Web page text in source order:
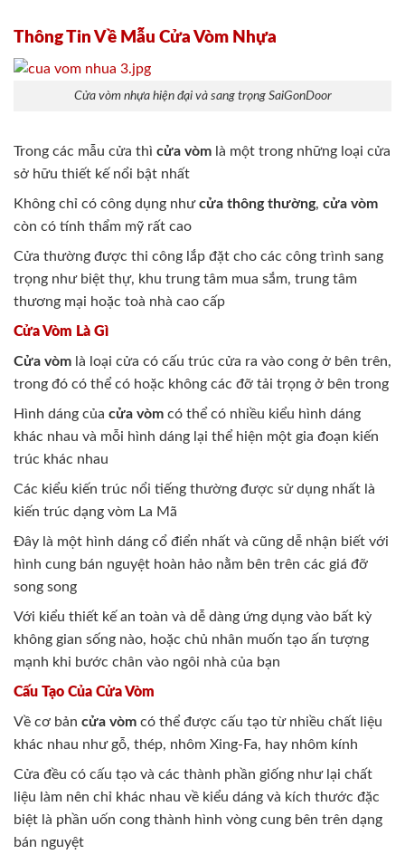
Thông Tin Về Mẫu Cửa Vòm Nhựa
Cửa vòm nhựa hiện đại và sang trọng SaiGonDoor
Trong các mẫu cửa thì cửa vòm là một trong những loại cửa
sở hữu thiết kế nổi bật nhất
Không chỉ có công dụng nhưcửa thông thường, cửa vòm
còn có tính thẩm mỹ rất cao
Cửa thường được thi công lắp đặt cho các công trình sang
trọng như biệt thự, khu trung tâm mua sắm, trung tâm
thương mại hoặc toà nhà cao cấp
Cửa Vòm Là Gì
Cửa vòm là loại cửa có cấu trúc cửa ra vào cong ở bên trên,
trong đó có thể có hoặc không các đỡ tải trọng ở bên trong
Hình dáng của cửa vòm có thể có nhiều kiểu hình dáng
khác nhau và mỗi hình dáng lại thể hiện một gia đoạn kiến
trúc khác nhau
Các kiểu kiến trúc nổi tiếng thường được sử dụng nhất là
kiến trúc dạng vòm La Mã
Đây là một hình dáng cổ điển nhất và cũng dễ nhận biết với
hình cung bán nguyệt hoàn hảo nằm bên trên các giá đỡ
song song
Với kiểu thiết kế an toàn và dễ dàng ứng dụng vào bất kỳ
không gian sống nào, hoặc chủ nhân muốn tạo ấn tượng
mạnh khi bước chân vào ngôi nhà của bạn
Cấu Tạo Của Cửa Vòm
Về cơ bản cửa vòm có thể được cấu tạo từ nhiều chất liệu
khác nhau như gỗ, thép, nhôm Xing-Fa, hay nhôm kính
Cửa đều có cấu tạo và các thành phần giống như lại chất
liệu làm nên chỉ khác nhau về kiểu dáng và kích thước đặc
biệt là phần uốn cong thành hình vòng cung bên trên dạng
bán nguyệt